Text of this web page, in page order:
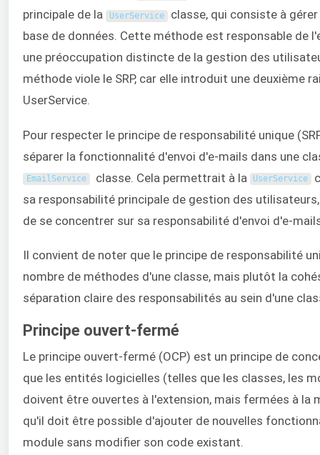
principale de la
UserService classe, qui consiste à
base de données. Cette méthode est responsable de
une préoccupation distincte de la gestion des
méthode viole le SRP, car elle introduit une deuxième
UserService.
Pour respecter le principe de responsabilité unique
séparer la fonctionnalité d'envoi d'e-mails dans une
EmailService classe. Cela permettrait à la UserService
sa responsabilité principale de gestion des
de se concentrer sur sa responsabilité d'envoi d'e-
Il convient de noter que le principe de responsabilité
nombre de méthodes d'une classe, mais plutôt la
séparation claire des responsabilités au sein d'une
Principe ouvert-fermé
Le principe ouvert-fermé (OCP) est un principe de
que les entités logicielles (telles que les classes, les
doivent être ouvertes à l'extension, mais fermées à la
qu'il doit être possible d'ajouter de nouvelles
module sans modifier son code existant.